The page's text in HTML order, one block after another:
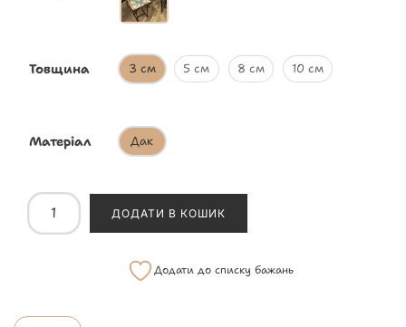
Товщина 3 см 5 см 8 см 10 см
Матеріал Дак
ДОДАТИ В КОШИК
Додати до списку бажань